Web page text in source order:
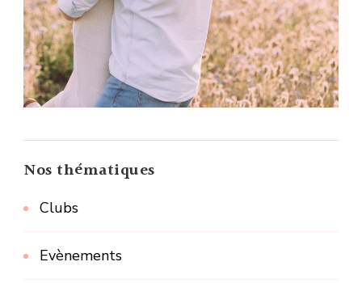
Nos thématiques
Clubs
Evènements